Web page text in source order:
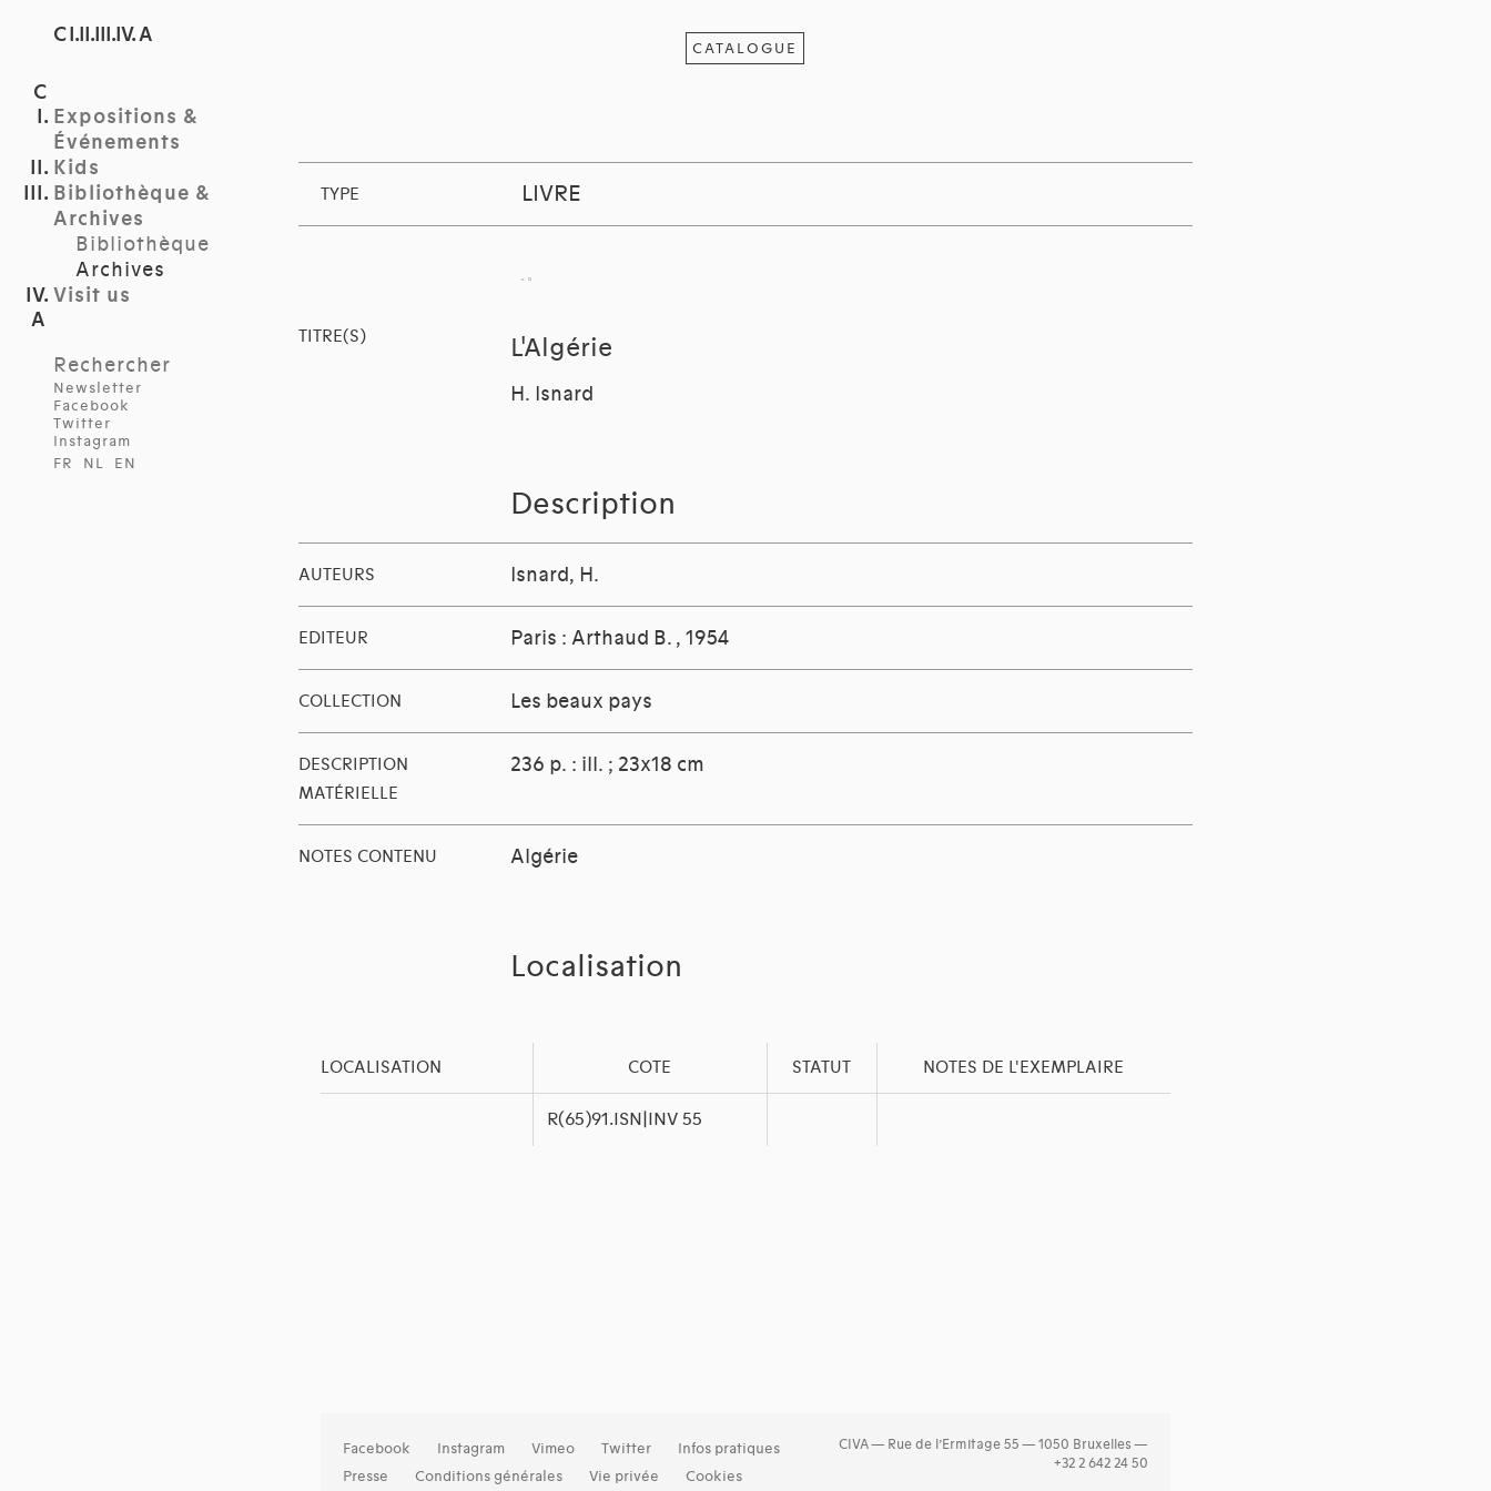
C I.II.III.IV. A
Expositions &
Événements
Kids
Bibliothèque &
Archives
Bibliothèque
Archives
Visit us
Rechercher
Newsletter
Facebook
Twitter
Instagram
FR
NL EN
CATALOGUE
TYPE LIVRE
TITRE(S) L'Algérie
H. Isnard
Description
AUTEURS Isnard, H.
EDITEUR Paris : Arthaud B. , 1954
COLLECTION Les beaux pays
DESCRIPTION
MATÉRIELLE
236 p. : ill. ; 23x18 cm
NOTES CONTENU Algérie
Localisation
LOCALISATION COTE STATUT NOTES DE L'EXEMPLAIRE
R(65)91.ISN|INV 55
Facebook Instagram Vimeo Twitter
Infos pratiques
Presse
Conditions générales Vie privée Cookies
CIVA — Rue de l’Ermitage 55 — 1050 Bruxelles —
+32 2 642 24 50